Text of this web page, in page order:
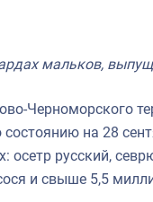
мальков,
Черноморского
состоянию на 28
осетр русский,
и свыше 5,5